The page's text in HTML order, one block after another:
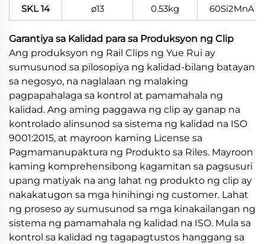
SKL 14 ø13 0.53kg 60Si2MnA
Garantiya sa Kalidad para sa Produksyon ng Clip
Ang produksyon ng Rail Clips ng Yue Rui ay
sumusunod sa pilosopiya ng kalidad-bilang batayan
sa negosyo, na naglalaan ng malaking
pagpapahalaga sa kontrol at pamamahala ng
kalidad. Ang aming paggawa ng clip ay ganap na
kontrolado alinsunod sa sistema ng kalidad na ISO
9001:2015, at mayroon kaming License sa
Pagmamanupaktura ng Produkto sa Riles. Mayroon
kaming komprehensibong kagamitan sa pagsusuri
upang matiyak na ang lahat ng produkto ng clip ay
nakakatugon sa mga hinihingi ng customer. Lahat
ng proseso ay sumusunod sa mga kinakailangan ng
sistema ng pamamahala ng kalidad na ISO. Mula sa
kontrol sa kalidad ng tagapagtustos hanggang sa